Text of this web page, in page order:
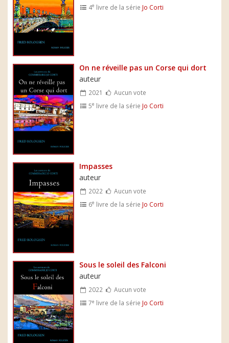
4e livre de la série Jo Corti
On ne réveille pas un Corse qui dort
auteur
2021
Aucun vote
5e livre de la série Jo Corti
Impasses
auteur
2022
Aucun vote
6e livre de la série Jo Corti
Sous le soleil des Falconi
auteur
2022
Aucun vote
7e livre de la série Jo Corti